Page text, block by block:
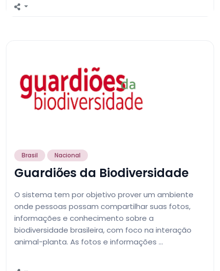
Brasil Nacional
Guardiões da Biodiversidade
O sistema tem por objetivo prover um ambiente
onde pessoas possam compartilhar suas fotos,
informações e conhecimento sobre a
biodiversidade brasileira, com foco na interação
animal-planta. As fotos e informações …